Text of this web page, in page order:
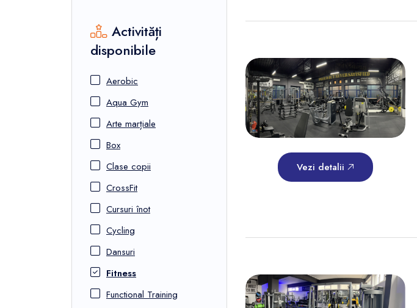
Activități
disponibile
Aerobic
Aqua Gym
Arte marțiale
Box
Clase copii
CrossFit
Cursuri înot
Cycling
Dansuri
Fitness
Functional Training
Vezi detalii